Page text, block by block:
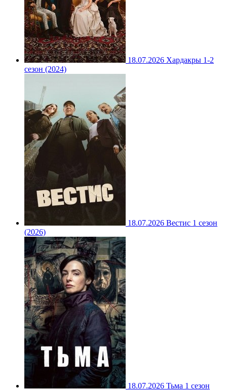
18.07.2026 Хардакры 1-2
сезон (2024)
18.07.2026 Вестис 1 сезон
(2026)
18.07.2026 Тьма 1 сезон